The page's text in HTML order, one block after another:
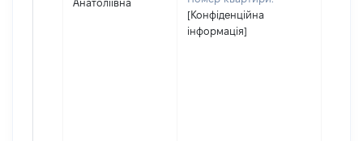
Анатоліївна
[Конфіденційна
інформація]